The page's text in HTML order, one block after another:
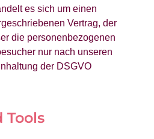
es sich um einen
Vertrag, der
die personenbezogenen
nur nach unseren
der DSGVO
Tools